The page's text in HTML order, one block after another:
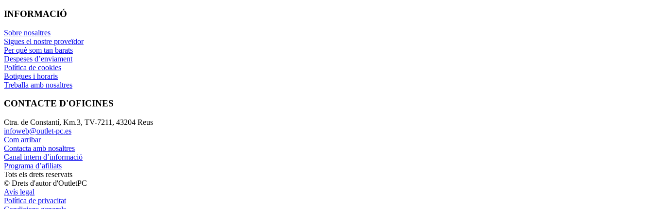
INFORMACIÓ
Sobre nosaltres
Sigues el nostre proveïdor
Per què som tan barats
Despeses d’enviament
Política de cookies
Botigues i horaris
Treballa amb nosaltres
CONTACTE D'OFICINES
Ctra. de Constantí, Km.3, TV-7211, 43204 Reus
infoweb@outlet-pc.es
Com arribar
Contacta amb nosaltres
Canal intern d’informació
Programa d’afiliats
Tots els drets reservats
© Drets d'autor d'OutletPC
Avís legal
Política de privacitat